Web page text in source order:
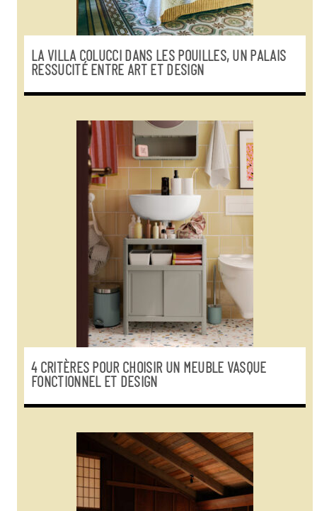
LA VILLA COLUCCI DANS LES POUILLES, UN PALAIS
RESSUCITÉ ENTRE ART ET DESIGN
4 CRITÈRES POUR CHOISIR UN MEUBLE VASQUE
FONCTIONNEL ET DESIGN